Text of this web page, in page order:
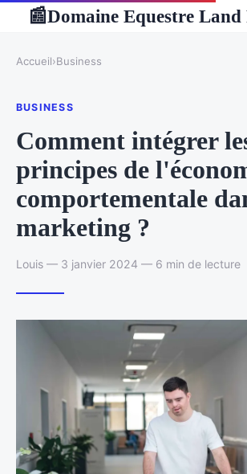
📰Domaine Equestre Land
Accueil›Business
BUSINESS
Comment intégrer
principes de
comportementale
marketing ?
Louis — 3 janvier 2024 — 6 min de lecture